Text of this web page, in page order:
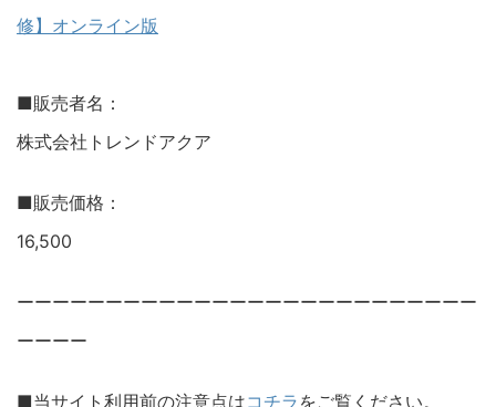
修】オンライン版
■販売者名：
株式会社トレンドアクア
■販売価格：
16,500
ーーーーーーーーーーーーーーーーーーーーーーーーーー
ーーーー
■当サイト利用前の注意点はコチラ をご覧ください。